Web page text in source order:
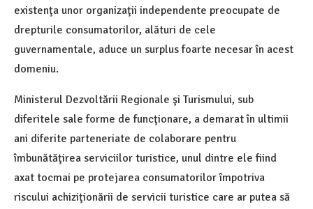
existenţa unor organizaţii independente preocupate de
drepturile consumatorilor, alături de cele
guvernamentale, aduce un surplus foarte necesar în acest
domeniu.
Ministerul Dezvoltării Regionale şi Turismului, sub
diferitele sale forme de funcţionare, a demarat în ultimii
ani diferite parteneriate de colaborare pentru
îmbunătăţirea serviciilor turistice, unul dintre ele fiind
axat tocmai pe protejarea consumatorilor împotriva
riscului achiziţionării de servicii turistice care ar putea să